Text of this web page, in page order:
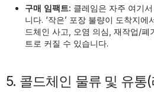
구매 임팩트: 클레임은 자주 여기
니다. ‘작은’ 포장 불량이 도착지에
드체인 사고, 오염 의심, 재작업/폐
트로 커질 수 있습니다.
5. 콜드체인 물류 및 유통(